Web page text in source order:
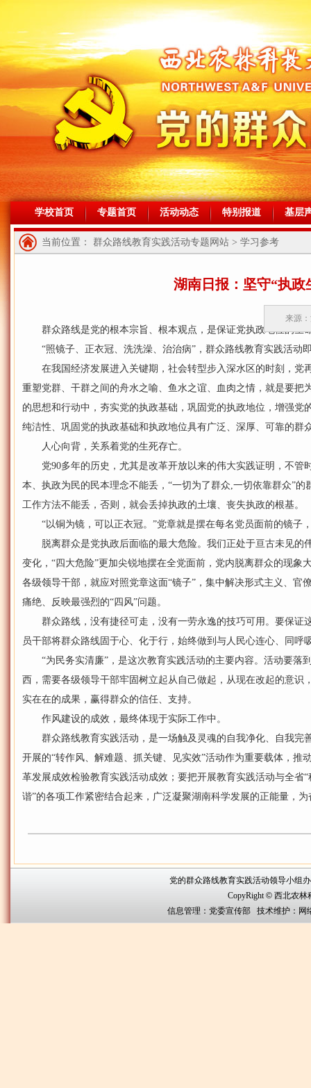
学校首页 专题首页 活动动态 特别报道 基层
当前位置： 群众路线教育实践活动专题网站 > 学习参考
湖南日报：坚守“执政
来源
群众路线是党的根本宗旨、根本观点，是保证党执政地位的生
“照镜子、正衣冠、洗洗澡、治治病”，群众路线教育实践活动
在我国经济发展进入关键期，社会转型步入深水区的时刻，党
重塑党群、干群之间的舟水之喻、鱼水之谊、血肉之情，就是要把
的思想和行动中，夯实党的执政基础，巩固党的执政地位，增强党
纯洁性、巩固党的执政基础和执政地位具有广泛、深厚、可靠的群
人心向背，关系着党的生死存亡。
党90多年的历史，尤其是改革开放以来的伟大实践证明，不管
本、执政为民的民本理念不能丢，“一切为了群众,一切依靠群众”
工作方法不能丢，否则，就会丢掉执政的土壤、丧失执政的根基。
“以铜为镜，可以正衣冠。”党章就是摆在每名党员面前的镜子
脱离群众是党执政后面临的最大危险。我们正处于亘古未见的
变化，“四大危险”更加尖锐地摆在全党面前，党内脱离群众的现象
各级领导干部，就应对照党章这面“镜子”，集中解决形式主义、官
痛绝、反映最强烈的“四风”问题。
群众路线，没有捷径可走，没有一劳永逸的技巧可用。要保证
员干部将群众路线固于心、化于行，始终做到与人民心连心、同呼
“为民务实清廉”，是这次教育实践活动的主要内容。活动要落
西，需要各级领导干部牢固树立起从自己做起，从现在改起的意识
实在在的成果，赢得群众的信任、支持。
作风建设的成效，最终体现于实际工作中。
群众路线教育实践活动，是一场触及灵魂的自我净化、自我完
开展的“转作风、解难题、抓关键、见实效”活动作为重要载体，推
革发展成效检验教育实践活动成效；要把开展教育实践活动与全省
谐”的各项工作紧密结合起来，广泛凝聚湖南科学发展的正能量，
党的群众路线教育实践活动领导小组
CopyRight© 西北农林
信息管理：党委宣传部 技术维护：网